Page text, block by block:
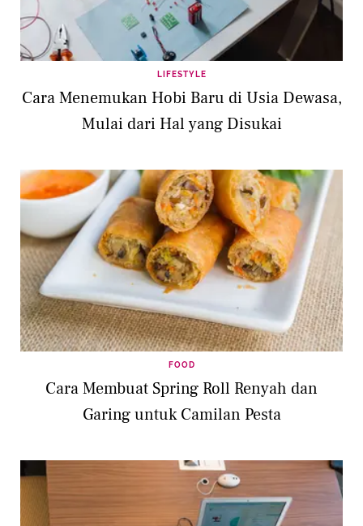
LIFESTYLE
Cara Menemukan Hobi Baru di Usia Dewasa,
Mulai dari Hal yang Disukai
FOOD
Cara Membuat Spring Roll Renyah dan
Garing untuk Camilan Pesta